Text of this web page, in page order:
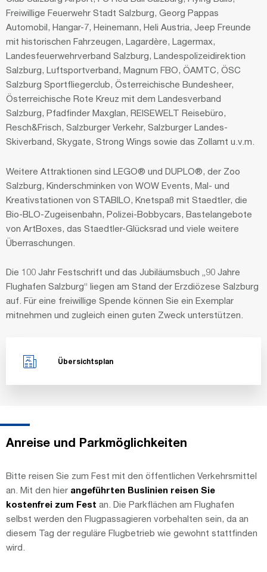
Freiwillige Feuerwehr Stadt Salzburg, Georg Pappas
Automobil, Hangar-7, Heinemann, Heli Austria, Jeep Freunde
mit historischen Fahrzeugen, Lagardère, Lagermax,
Landesfeuerwehrverband Salzburg, Landespolizeidirektion
Salzburg, Luftsportverband, Magnum FBO, ÖAMTC, ÖSC
Salzburg Sportfliegerclub, Österreichische Bundesheer,
Österreichische Rote Kreuz mit dem Landesverband
Salzburg, Pfadfinder Maxglan, REISEWELT Reisebüro,
Resch&Frisch, Salzburger Verkehr, Salzburger Landes-
Skiverband, Skygate, Strong Wings sowie das Zollamt u.v.m.
Weitere Attraktionen sind LEGO® und DUPLO®, der Zoo
Salzburg, Kinderschminken von WOW Events, Mal- und
Kreativstationen von STABILO, Knetspaß mit Staedtler, die
Bio-BLO-Zugeisenbahn, Polizei-Bobbycars, Bastelangebote
von ArtBoxes, das Staedtler-Glücksrad und viele weitere
Überraschungen.
Die 100 Jahr Festschrift und das Jubiläumsbuch „90 Jahre
Flughafen Salzburg“ liegen am Stand der Erzdiözese Salzburg
auf. Für eine freiwillige Spende können Sie ein Exemplar
mitnehmen und zugleich einen guten Zweck unterstützen.
Übersichtsplan
Anreise und Parkmöglichkeiten
Bitte reisen Sie zum Fest mit den öffentlichen Verkehrsmittel
an. Mit den hier angeführten Buslinien reisen Sie
kostenfrei zum Fest an. Die Parkflächen am Flughafen
selbst werden den Flugpassagieren vorbehalten sein, da an
diesem Tag der reguläre Flugbetrieb wie gewohnt stattfinden
wird.